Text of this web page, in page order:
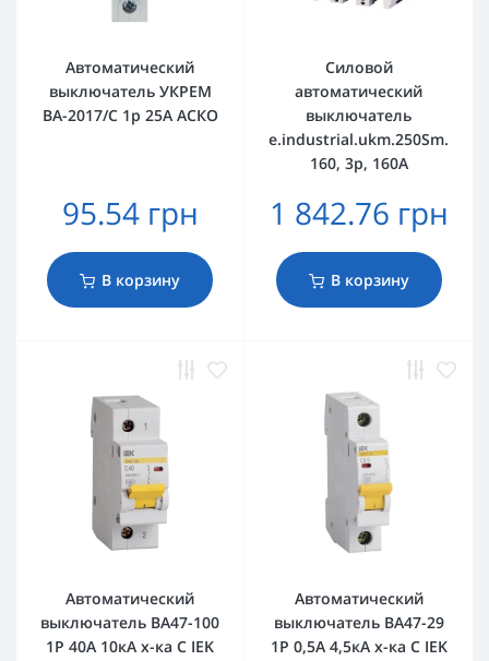
Автоматический
выключатель УКРЕМ
ВА-2017/С 1р 25А АСКО
95.54 грн
В корзину
Силовой
автоматический
выключатель
e.industrial.ukm.250Sm.
160, 3р, 160А
1 842.76 грн
В корзину
Автоматический
выключатель ВА47-100
1Р 40А 10кА х-ка C IEK
Автоматический
выключатель ВА47-29
1Р 0,5А 4,5кА х-ка C IEK